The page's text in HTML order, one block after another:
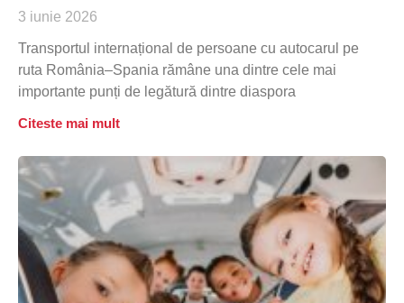
3 iunie 2026
Transportul internațional de persoane cu autocarul pe
ruta România–Spania rămâne una dintre cele mai
importante punți de legătură dintre diaspora
Citeste mai mult